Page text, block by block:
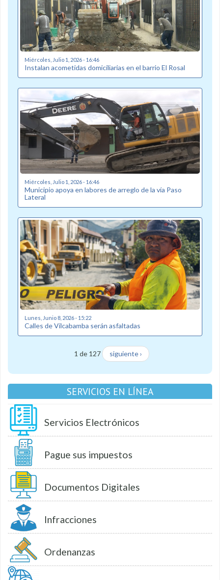
Miércoles, Julio 1, 2026 - 16:46
Instalan acometidas domiciliarias en el barrio El Rosal
Miércoles, Julio 1, 2026 - 16:46
Municipio apoya en labores de arreglo de la vía Paso
Lateral
Lunes, Junio 8, 2026 - 15:22
Calles de Vilcabamba serán asfaltadas
1 de 127 siguiente ›
SERVICIOS EN LÍNEA
Servicios Electrónicos
Pague sus impuestos
Documentos Digitales
Infracciones
Ordenanzas